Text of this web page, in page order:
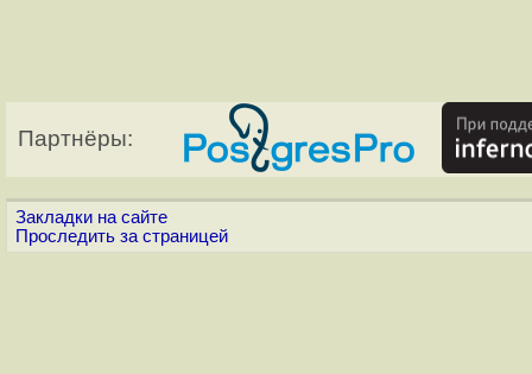
Партнёры:
Закладки на сайте
Проследить за страницей